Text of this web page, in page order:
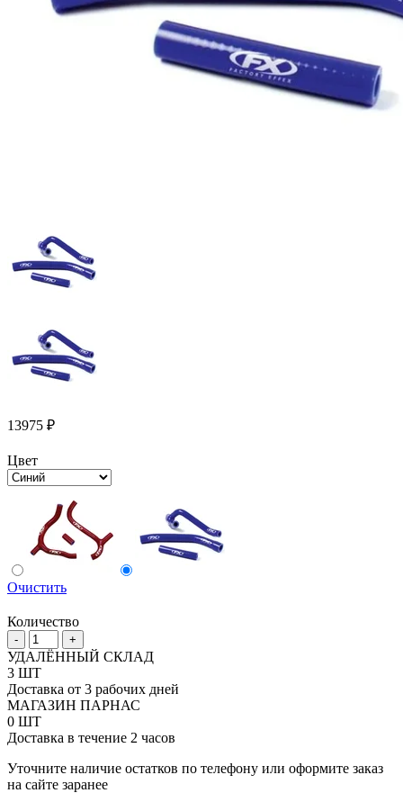
13975 ₽
Цвет
Очистить
Количество
-
Количество
товара
Шланги
охлаждения
Factory
Effex
под
Yamaha
YZ250F
+
УДАЛЁННЫЙ СКЛАД
3 ШТ
Доставка от 3 рабочих дней
МАГАЗИН ПАРНАС
0 ШТ
Доставка в течение 2 часов
Уточните наличие остатков по телефону или оформите заказ
на сайте заранее